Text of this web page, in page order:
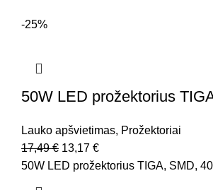
-25%
50W LED prožektorius
Lauko apšvietimas, Prožektoriai
17,49€ 13,17 €
50W LED prožektorius TIGA, SMD,